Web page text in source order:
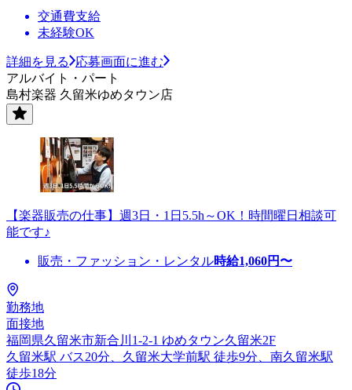
交通費支給
未経験OK
詳細を見る
応募画面に進む
アルバイト・パート
島村楽器 久留米ゆめタウン店
【楽器販売の仕事】週3日・1日5.5h～OK！時間曜日相談可
能です♪
販売・ファッション・レンタル時給1,060円〜
勤務地
面接地
福岡県久留米市新合川1-2-1 ゆめタウン久留米2F
久留米駅 バス20分、久留米大学前駅 徒歩9分、南久留米駅
徒歩18分